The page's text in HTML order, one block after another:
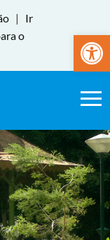
Abrir
|
Ir
o